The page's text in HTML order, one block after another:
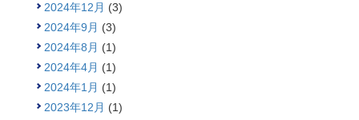
2024年12月 (3)
2024年9月 (3)
2024年8月 (1)
2024年4月 (1)
2024年1月 (1)
2023年12月 (1)